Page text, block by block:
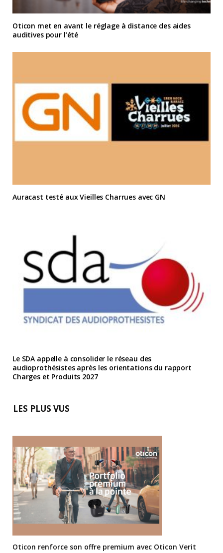
Oticon met en avant le réglage à distance des aides
auditives pour l’été
Auracast testé aux Vieilles Charrues avec GN
Le SDA appelle à consolider le réseau des
audioprothésistes après les orientations du rapport
Charges et Produits 2027
LES PLUS VUS
Oticon renforce son offre premium avec Oticon Verit